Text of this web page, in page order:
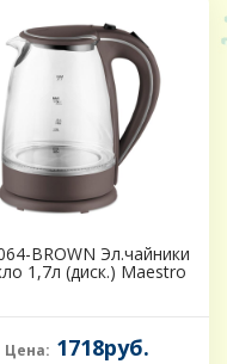
BROWN Эл.чайники
1,7л (диск.) Maestro
Цена: 1718руб.